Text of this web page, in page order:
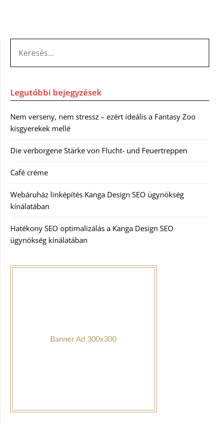
Legutóbbi bejegyzések
Nem verseny, nem stressz – ezért ideális a Fantasy Zoo
kisgyerekek mellé
Die verborgene Stärke von Flucht- und Feuertreppen
Café créme
Webáruház linképítés Kanga Design SEO ügynökség
kínálatában
Hatékony SEO optimalizálás a Kanga Design SEO
ügynökség kínálatában